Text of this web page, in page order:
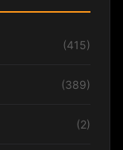
(415)
(389)
(2)